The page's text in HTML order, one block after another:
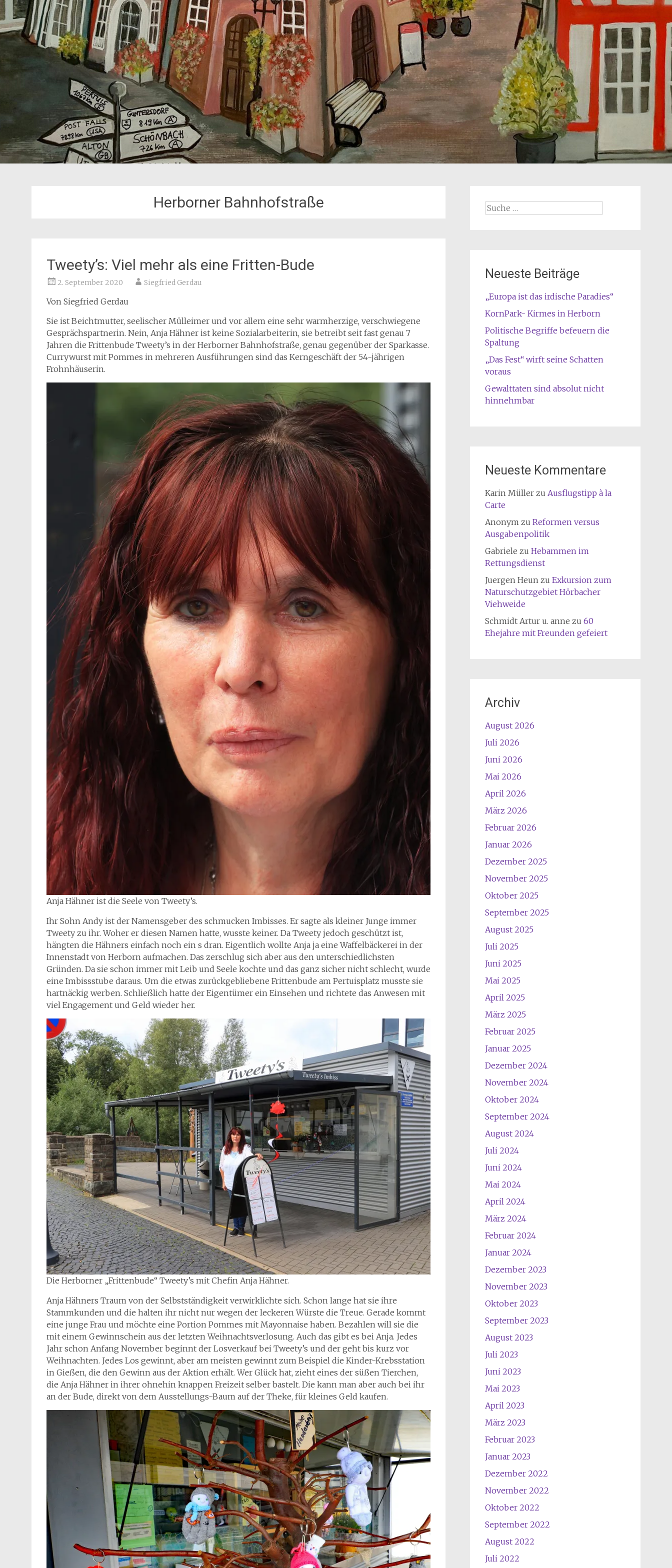
Herborner Bahnhofstraße
Tweety’s: Viel mehr als eine Fritten-Bude
2. September 2020 Siegfried Gerdau
Von Siegfried Gerdau
Sie ist Beichtmutter, seelischer Mülleimer und vor allem eine sehr warmherzige, verschwiegene
Gesprächspartnerin. Nein, Anja Hähner ist keine Sozialarbeiterin, sie betreibt seit fast genau 7
Jahren die Frittenbude Tweety’s in der Herborner Bahnhofstraße, genau gegenüber der Sparkasse.
Currywurst mit Pommes in mehreren Ausführungen sind das Kerngeschäft der 54-jährigen
Frohnhäuserin.
Anja Hähner ist die Seele von Tweety’s.
Ihr Sohn Andy ist der Namensgeber des schmucken Imbisses. Er sagte als kleiner Junge immer
Tweety zu ihr. Woher er diesen Namen hatte, wusste keiner. Da Tweety jedoch geschützt ist,
hängten die Hähners einfach noch ein s dran. Eigentlich wollte Anja ja eine Waffelbäckerei in der
Innenstadt von Herborn aufmachen. Das zerschlug sich aber aus den unterschiedlichsten
Gründen. Da sie schon immer mit Leib und Seele kochte und das ganz sicher nicht schlecht, wurde
eine Imbissstube daraus. Um die etwas zurückgebliebene Frittenbude am Pertuisplatz musste sie
hartnäckig werben. Schließlich hatte der Eigentümer ein Einsehen und richtete das Anwesen mit
viel Engagement und Geld wieder her.
Die Herborner „Frittenbude“ Tweety’s mit Chefin Anja Hähner.
Anja Hähners Traum von der Selbstständigkeit verwirklichte sich. Schon lange hat sie ihre
Stammkunden und die halten ihr nicht nur wegen der leckeren Würste die Treue. Gerade kommt
eine junge Frau und möchte eine Portion Pommes mit Mayonnaise haben. Bezahlen will sie die
mit einem Gewinnschein aus der letzten Weihnachtsverlosung. Auch das gibt es bei Anja. Jedes
Jahr schon Anfang November beginnt der Losverkauf bei Tweety’s und der geht bis kurz vor
Weihnachten. Jedes Los gewinnt, aber am meisten gewinnt zum Beispiel die Kinder-Krebsstation
in Gießen, die den Gewinn aus der Aktion erhält. Wer Glück hat, zieht eines der süßen Tierchen,
die Anja Hähner in ihrer ohnehin knappen Freizeit selber bastelt. Die kann man aber auch bei ihr
an der Bude, direkt von dem Ausstellungs-Baum auf der Theke, für kleines Geld kaufen.
Suche
Neueste Beiträge
„Europa ist das irdische Paradies“
KornPark- Kirmes in Herborn
Politische Begriffe befeuern die
Spaltung
„Das Fest“ wirft seine Schatten
voraus
Gewalttaten sind absolut nicht
hinnehmbar
Neueste Kommentare
Karin Müllerzu Ausflugstipp à la
Carte
Anonymzu Reformen versus
Ausgabenpolitik
Gabriele zu Hebammen im
Rettungsdienst
Juergen Heunzu Exkursion zum
Naturschutzgebiet Hörbacher
Viehweide
Schmidt Artur u. anne zu 60
Ehejahre mit Freunden gefeiert
Archiv
August 2026
Juli 2026
Juni 2026
Mai 2026
April 2026
März 2026
Februar 2026
Januar 2026
Dezember 2025
November 2025
Oktober 2025
September 2025
August 2025
Juli 2025
Juni 2025
Mai 2025
April 2025
März 2025
Februar 2025
Januar 2025
Dezember 2024
November 2024
Oktober 2024
September 2024
August 2024
Juli 2024
Juni 2024
Mai 2024
April 2024
März 2024
Februar 2024
Januar 2024
Dezember 2023
November 2023
Oktober 2023
September 2023
August 2023
Juli 2023
Juni 2023
Mai 2023
April 2023
März 2023
Februar 2023
Januar 2023
Dezember 2022
November 2022
Oktober 2022
September 2022
August 2022
Juli 2022